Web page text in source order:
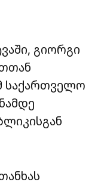
გიორგი
საქართველო